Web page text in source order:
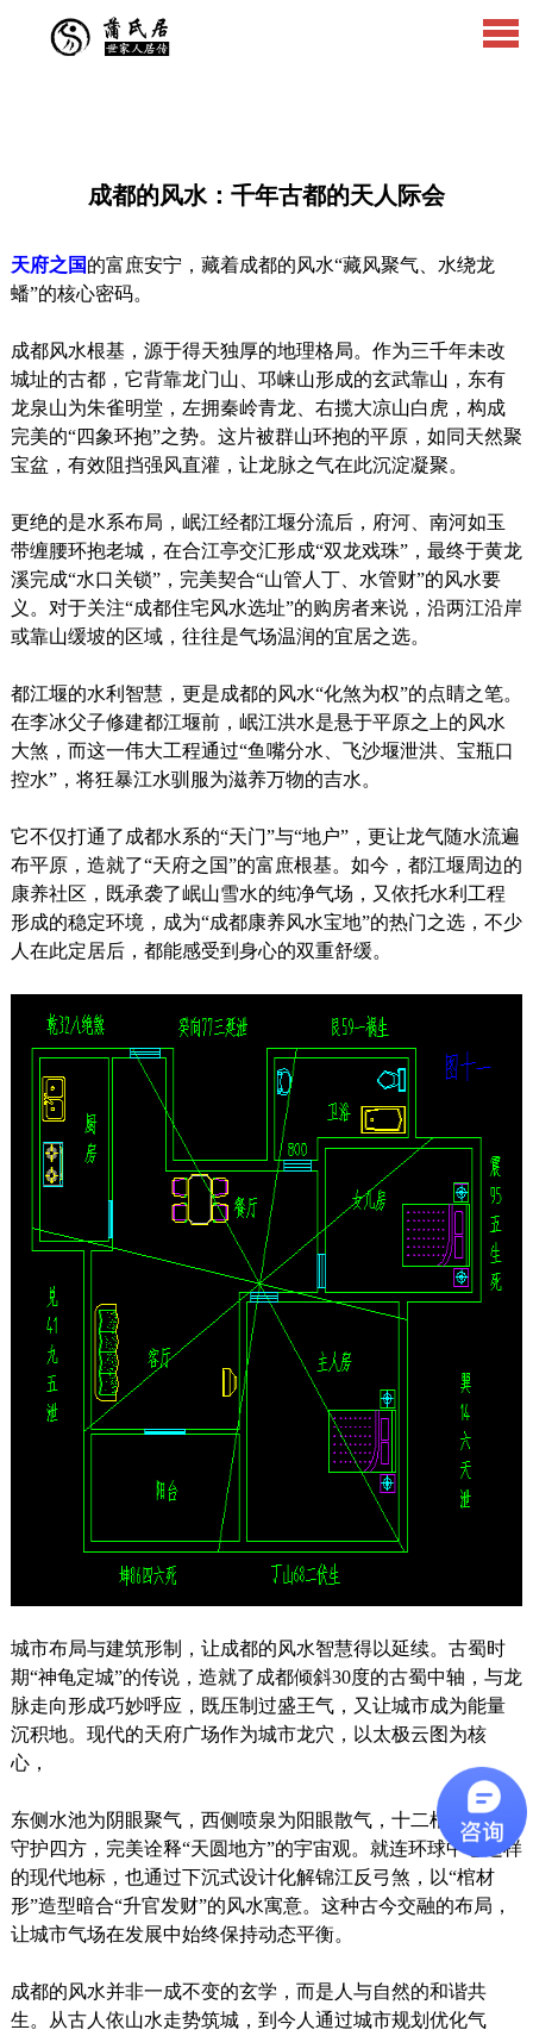
成都的风水：千年古都的天人际会
天府之国的富庶安宁，藏着成都的风水“藏风聚气、水绕龙
蟠”的核心密码。
成都风水根基，源于得天独厚的地理格局。作为三千年未改
城址的古都，它背靠龙门山、邛崃山形成的玄武靠山，东有
龙泉山为朱雀明堂，左拥秦岭青龙、右揽大凉山白虎，构成
完美的“四象环抱”之势。这片被群山环抱的平原，如同天然聚
宝盆，有效阻挡强风直灌，让龙脉之气在此沉淀凝聚。
更绝的是水系布局，岷江经都江堰分流后，府河、南河如玉
带缠腰环抱老城，在合江亭交汇形成“双龙戏珠”，最终于黄龙
溪完成“水口关锁”，完美契合“山管人丁、水管财”的风水要
义。对于关注“成都住宅风水选址”的购房者来说，沿两江沿岸
或靠山缓坡的区域，往往是气场温润的宜居之选。
都江堰的水利智慧，更是成都的风水“化煞为权”的点睛之笔。
在李冰父子修建都江堰前，岷江洪水是悬于平原之上的风水
大煞，而这一伟大工程通过“鱼嘴分水、飞沙堰泄洪、宝瓶口
控水”，将狂暴江水驯服为滋养万物的吉水。
它不仅打通了成都水系的“天门”与“地户”，更让龙气随水流遍
布平原，造就了“天府之国”的富庶根基。如今，都江堰周边的
康养社区，既承袭了岷山雪水的纯净气场，又依托水利工程
形成的稳定环境，成为“成都康养风水宝地”的热门之选，不少
人在此定居后，都能感受到身心的双重舒缓。
城市布局与建筑形制，让成都的风水智慧得以延续。古蜀时
期“神龟定城”的传说，造就了成都倾斜30度的古蜀中轴，与龙
脉走向形成巧妙呼应，既压制过盛王气，又让城市成为能量
沉积地。现代的天府广场作为城市龙穴，以太极云图为核
心，
东侧水池为阴眼聚气，西侧喷泉为阳眼散气，十二根文化柱
守护四方，完美诠释“天圆地方”的宇宙观。就连环球中心这样
的现代地标，也通过下沉式设计化解锦江反弓煞，以“棺材
形”造型暗合“升官发财”的风水寓意。这种古今交融的布局，
让城市气场在发展中始终保持动态平衡。
成都的风水并非一成不变的玄学，而是人与自然的和谐共
生。从古人依山水走势筑城，到今人通过城市规划优化气